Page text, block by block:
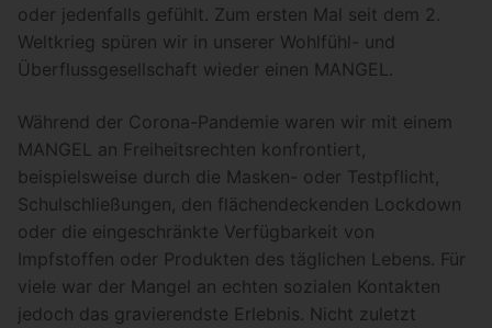
oder jedenfalls gefühlt. Zum ersten Mal seit dem 2.
Weltkrieg spüren wir in unserer Wohlfühl- und
Überflussgesellschaft wieder einen MANGEL.
Während der Corona-Pandemie waren wir mit einem
MANGEL an Freiheitsrechten konfrontiert,
beispielsweise durch die Masken- oder Testpflicht,
Schulschließungen, den flächendeckenden Lockdown
oder die eingeschränkte Verfügbarkeit von
Impfstoffen oder Produkten des täglichen Lebens. Für
viele war der Mangel an echten sozialen Kontakten
jedoch das gravierendste Erlebnis. Nicht zuletzt